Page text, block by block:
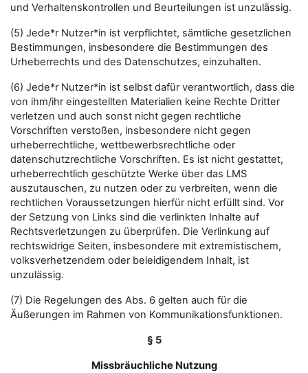
und Verhaltenskontrollen und Beurteilungen ist unzulässig.
(5) Jede*r Nutzer*in ist verpflichtet, sämtliche gesetzlichen
Bestimmungen, insbesondere die Bestimmungen des
Urheberrechts und des Datenschutzes, einzuhalten.
(6) Jede*r Nutzer*in ist selbst dafür verantwortlich, dass die
von ihm/ihr eingestellten Materialien keine Rechte Dritter
verletzen und auch sonst nicht gegen rechtliche
Vorschriften verstoßen, insbesondere nicht gegen
urheberrechtliche, wettbewerbsrechtliche oder
datenschutzrechtliche Vorschriften. Es ist nicht gestattet,
urheberrechtlich geschützte Werke über das LMS
auszutauschen, zu nutzen oder zu verbreiten, wenn die
rechtlichen Voraussetzungen hierfür nicht erfüllt sind. Vor
der Setzung von Links sind die verlinkten Inhalte auf
Rechtsverletzungen zu überprüfen. Die Verlinkung auf
rechtswidrige Seiten, insbesondere mit extremistischem,
volksverhetzendem oder beleidigendem Inhalt, ist
unzulässig.
(7) Die Regelungen des Abs. 6 gelten auch für die
Äußerungen im Rahmen von Kommunikationsfunktionen.
§ 5
Missbräuchliche Nutzung